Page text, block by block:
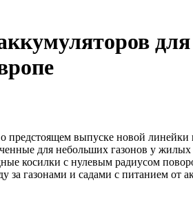
для
выпуске новой линейки
для небольших газонов у
косилки с нулевым радиусом
газонами и садами с питанием от